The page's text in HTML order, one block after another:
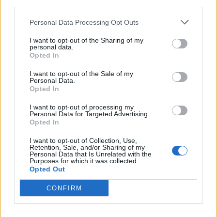
Personal Data Processing Opt Outs
I want to opt-out of the Sharing of my
personal data.
Opted In
I want to opt-out of the Sale of my
Personal Data.
Opted In
I want to opt-out of processing my
Personal Data for Targeted Advertising.
Opted In
I want to opt-out of Collection, Use,
Retention, Sale, and/or Sharing of my
Personal Data that Is Unrelated with the
Purposes for which it was collected.
Opted Out
CONFIRM
DOWNLOAD QR 🠋
Condividi:
Stampa
Correlati
La Compagnia del
Teatro Stabile di
Genova per 3 giorni a
NOVI LIGURE:
Domenica riprende la
stagione di “Tealtro”
della stagione
di teatro di base,